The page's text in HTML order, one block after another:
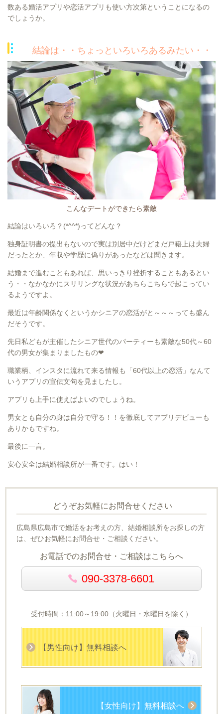
数ある婚活アプリや恋活アプリも使い方次第ということになるの
でしょうか。
結論は・・ちょっといろいろあるみたい・・
こんなデートができたら素敵
結論はいろいろ？(*^^*)ってどんな？
独身証明書の提出もないので実は別居中だけどまだ戸籍上は夫婦
だったとか、年収や学歴に偽りがあったなどは聞きます。
結婚まで進むこともあれば、思いっきり挫折することもあるとい
う・・なかなかにスリリングな状況があちらこちらで起こってい
るようですよ。
最近は年齢関係なくというかシニアの恋活がと～～～っても盛ん
だそうです。
先日私どもが主催したシニア世代のパーティーも素敵な50代～60
代の男女が集まりましたもの❤
職業柄、インスタに流れて来る情報も「60代以上の恋活」なんて
いうアプリの宣伝文句を見ましたし。
アプリも上手に使えばよいのでしょうね。
男女とも自分の身は自分で守る！！を徹底してアプリデビューも
ありかもですね。
最後に一言。
安心安全は結婚相談所が一番です。はい！
どうぞお気軽にお問合せください
広島県広島市で婚活をお考えの方、結婚相談所をお探しの方
は、ぜひお気軽にお問合せ・ご相談ください。
お電話でのお問合せ・ご相談はこちらへ
090-3378-6601
受付時間：11:00～19:00（火曜日・水曜日を除く）
【男性向け】無料相談へ
【女性向け】無料相談へ